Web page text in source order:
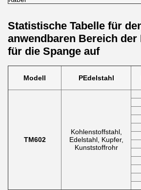
Statistische Tabelle für
anwendbaren Bereich der
für die Spange auf
Modell PEdelstahl
TM602
Kohlenstoffstahl,
Edelstahl, Kupfer,
Kunststoffrohr